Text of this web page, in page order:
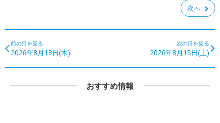
次へ
前の日を見る
2026年8月13日(木)
次の日を見る
2026年8月15日(土)
おすすめ情報